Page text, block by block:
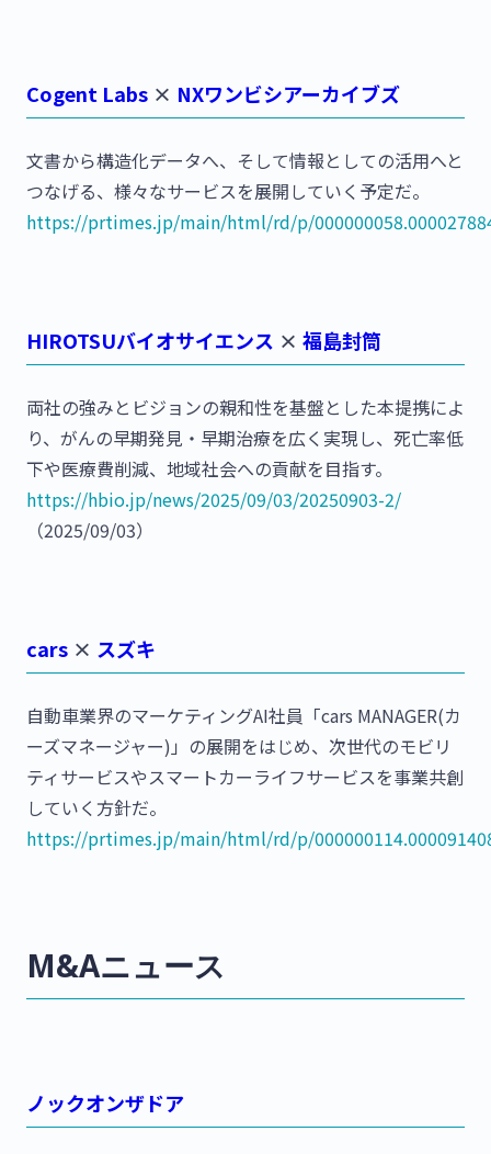
Cogent Labs × NXワンビシアーカイブズ
文書から構造化データへ、そして情報としての活用へと
つなげる、様々なサービスを展開していく予定だ。
https://prtimes.jp/main/html/rd/p/
HIROTSUバイオサイエンス × 福島封筒
両社の強みとビジョンの親和性を基盤とした本提携によ
り、がんの早期発見・早期治療を広く実現し、死亡率低
下や医療費削減、地域社会への貢献を目指す。
https://hbio.jp/news/2025/09/03/20250903-2/
（2025/09/03）
cars × スズキ
⾃動⾞業界のマーケティングAI社員「cars MANAGER(カ
ーズマネージャー)」の展開をはじめ、次世代のモビリ
ティサービスやスマートカーライフサービスを事業共創
していく方針だ。
https://prtimes.jp/main/html/rd/p/
M&Aニュース
ノックオンザドア